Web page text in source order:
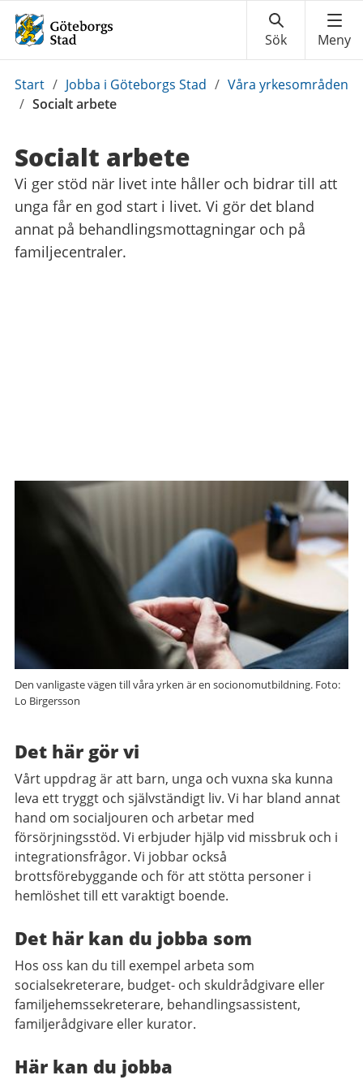
Du
är
Start / Jobba i Göteborgs Stad / Våra yrkesområden
/ Socialt arbete
Socialt arbete
Vi ger stöd när livet inte håller och bidrar till att
unga får en god start i livet. Vi gör det bland
annat på behandlingsmottagningar och på
familjecentraler.
Den vanligaste vägen till våra yrken är en socionomutbildning. Foto:
Lo Birgersson
Det här gör vi
Vårt uppdrag är att barn, unga och vuxna ska kunna
leva ett tryggt och självständigt liv. Vi har bland annat
hand om socialjouren och arbetar med
försörjningsstöd. Vi erbjuder hjälp vid missbruk och i
integrationsfrågor. Vi jobbar också
brottsförebyggande och för att stötta personer i
hemlöshet till ett varaktigt boende.
Det här kan du jobba som
Hos oss kan du till exempel arbeta som
socialsekreterare, budget- och skuldrådgivare eller
familjehemssekreterare, behandlingsassistent,
familjerådgivare eller kurator.
Här kan du jobba